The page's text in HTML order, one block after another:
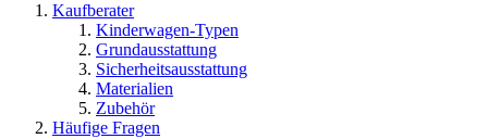
Kaufberater
Kinderwagen-Typen
Grundausstattung
Sicherheitsausstattung
Materialien
Zubehör
Häufige Fragen